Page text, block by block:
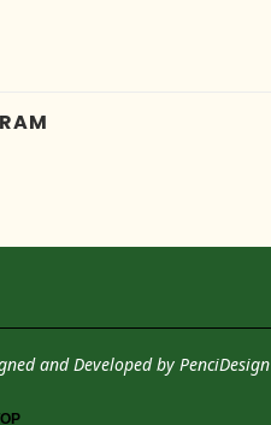
and Developed by PenciDesign